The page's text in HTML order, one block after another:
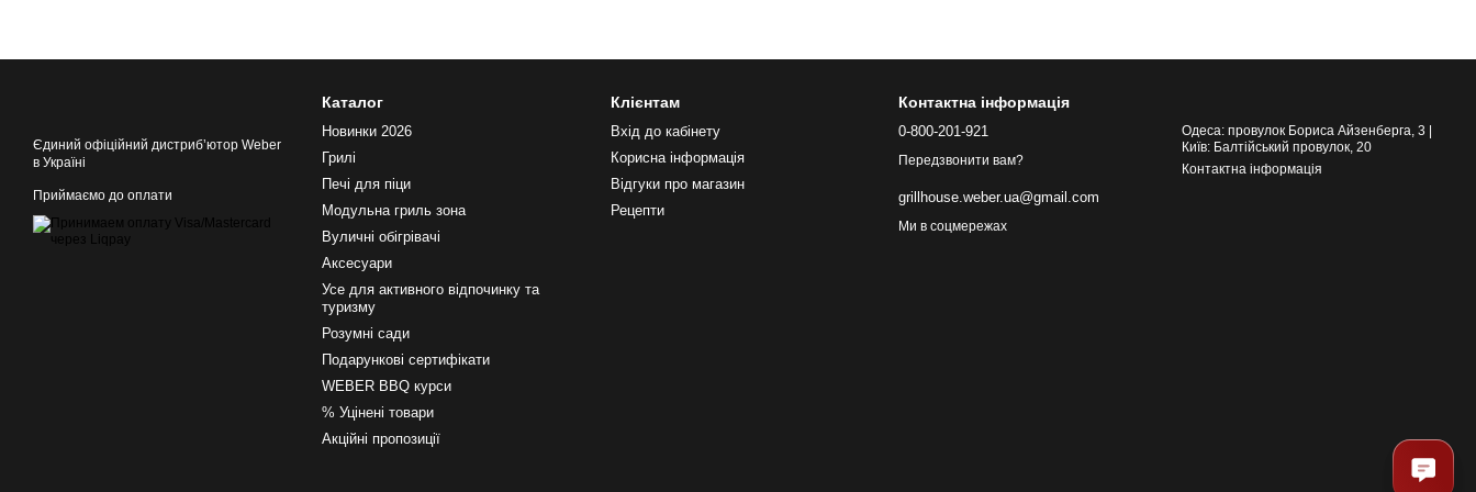
Єдиний офіційний дистрибʼютор Weber
в Україні
Приймаємо до оплати
Каталог
Новинки 2026
Грилі
Печі для піци
Модульна гриль зона
Вуличні обігрівачі
Аксесуари
Усе для активного відпочинку та
туризму
Розумні сади
Подарункові сертифікати
WEBER BBQ курси
% Уцінені товари
Акційні пропозиції
Клієнтам
Вхід до кабінету
Корисна інформація
Відгуки про магазин
Рецепти
Контактна інформація
0-800-201-921
Передзвонити вам?
grillhouse.weber.ua@gmail.com
Одеса: провулок Бориса Айзенберга, 3 |
Київ: Балтійський провулок, 20
Контактна інформація
Ми в соцмережах